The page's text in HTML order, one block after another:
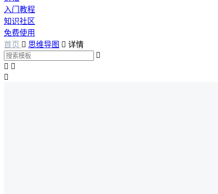
入门教程
知识社区
免费使用
首页  思维导图  详情

 
